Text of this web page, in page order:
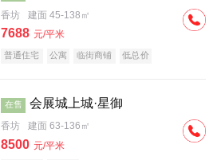
香坊 建面 45-138㎡
7688 元/平米
普通住宅 公寓 临街商铺 低总价
在售 会展城上城·星御
香坊 建面 63-136㎡
8500 元/平米